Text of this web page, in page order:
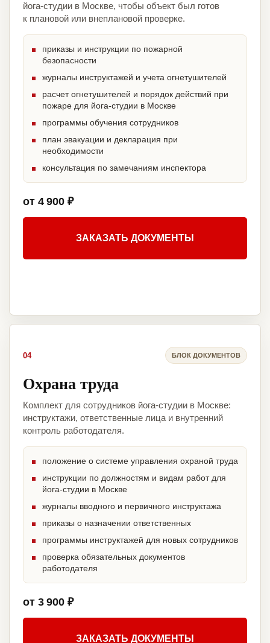
йога-студии в Москве, чтобы объект был готов
к плановой или внеплановой проверке.
приказы и инструкции по пожарной
безопасности
журналы инструктажей и учета огнетушителей
расчет огнетушителей и порядок действий при
пожаре для йога-студии в Москве
программы обучения сотрудников
план эвакуации и декларация при
необходимости
консультация по замечаниям инспектора
от 4 900 ₽
ЗАКАЗАТЬ ДОКУМЕНТЫ
04 БЛОК ДОКУМЕНТОВ
Охрана труда
Комплект для сотрудников йога-студии в Москве:
инструктажи, ответственные лица и внутренний
контроль работодателя.
положение о системе управления охраной труда
инструкции по должностям и видам работ для
йога-студии в Москве
журналы вводного и первичного инструктажа
приказы о назначении ответственных
программы инструктажей для новых сотрудников
проверка обязательных документов
работодателя
от 3 900 ₽
ЗАКАЗАТЬ ДОКУМЕНТЫ